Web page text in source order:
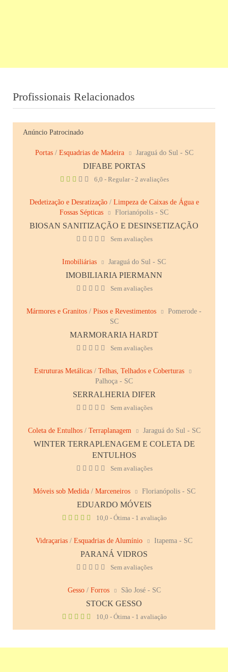
Profissionais Relacionados
Anúncio Patrocinado
Portas/ Esquadrias de Madeira Jaraguá do Sul - SC
DIFABE PORTAS
6,0 - Regular - 2 avaliações
Dedetização e Desratização/ Limpeza de Caixas de Água e
Fossas Sépticas
Florianópolis - SC
BIOSAN SANITIZAÇÃO E DESINSETIZAÇÃO
Sem avaliações
Imobiliárias Jaraguá do Sul - SC
IMOBILIARIA PIERMANN
Sem avaliações
Mármores e Granitos / Pisos e Revestimentos
Pomerode -
SC
MARMORARIA HARDT
Sem avaliações
Estruturas Metálicas / Telhas, Telhados e Coberturas
Palhoça - SC
SERRALHERIA DIFER
Sem avaliações
Coleta de Entulhos/ Terraplanagem Jaraguá do Sul - SC
WINTER TERRAPLENAGEM E COLETA DE
ENTULHOS
Sem avaliações
Móveis sob Medida/ Marceneiros Florianópolis - SC
EDUARDO MÓVEIS
10,0 - Ótima - 1 avaliação
Vidraçarias / Esquadrias de Alumínio Itapema - SC
PARANÁ VIDROS
Sem avaliações
Gesso/ Forros São José - SC
STOCK GESSO
10,0 - Ótima - 1 avaliação